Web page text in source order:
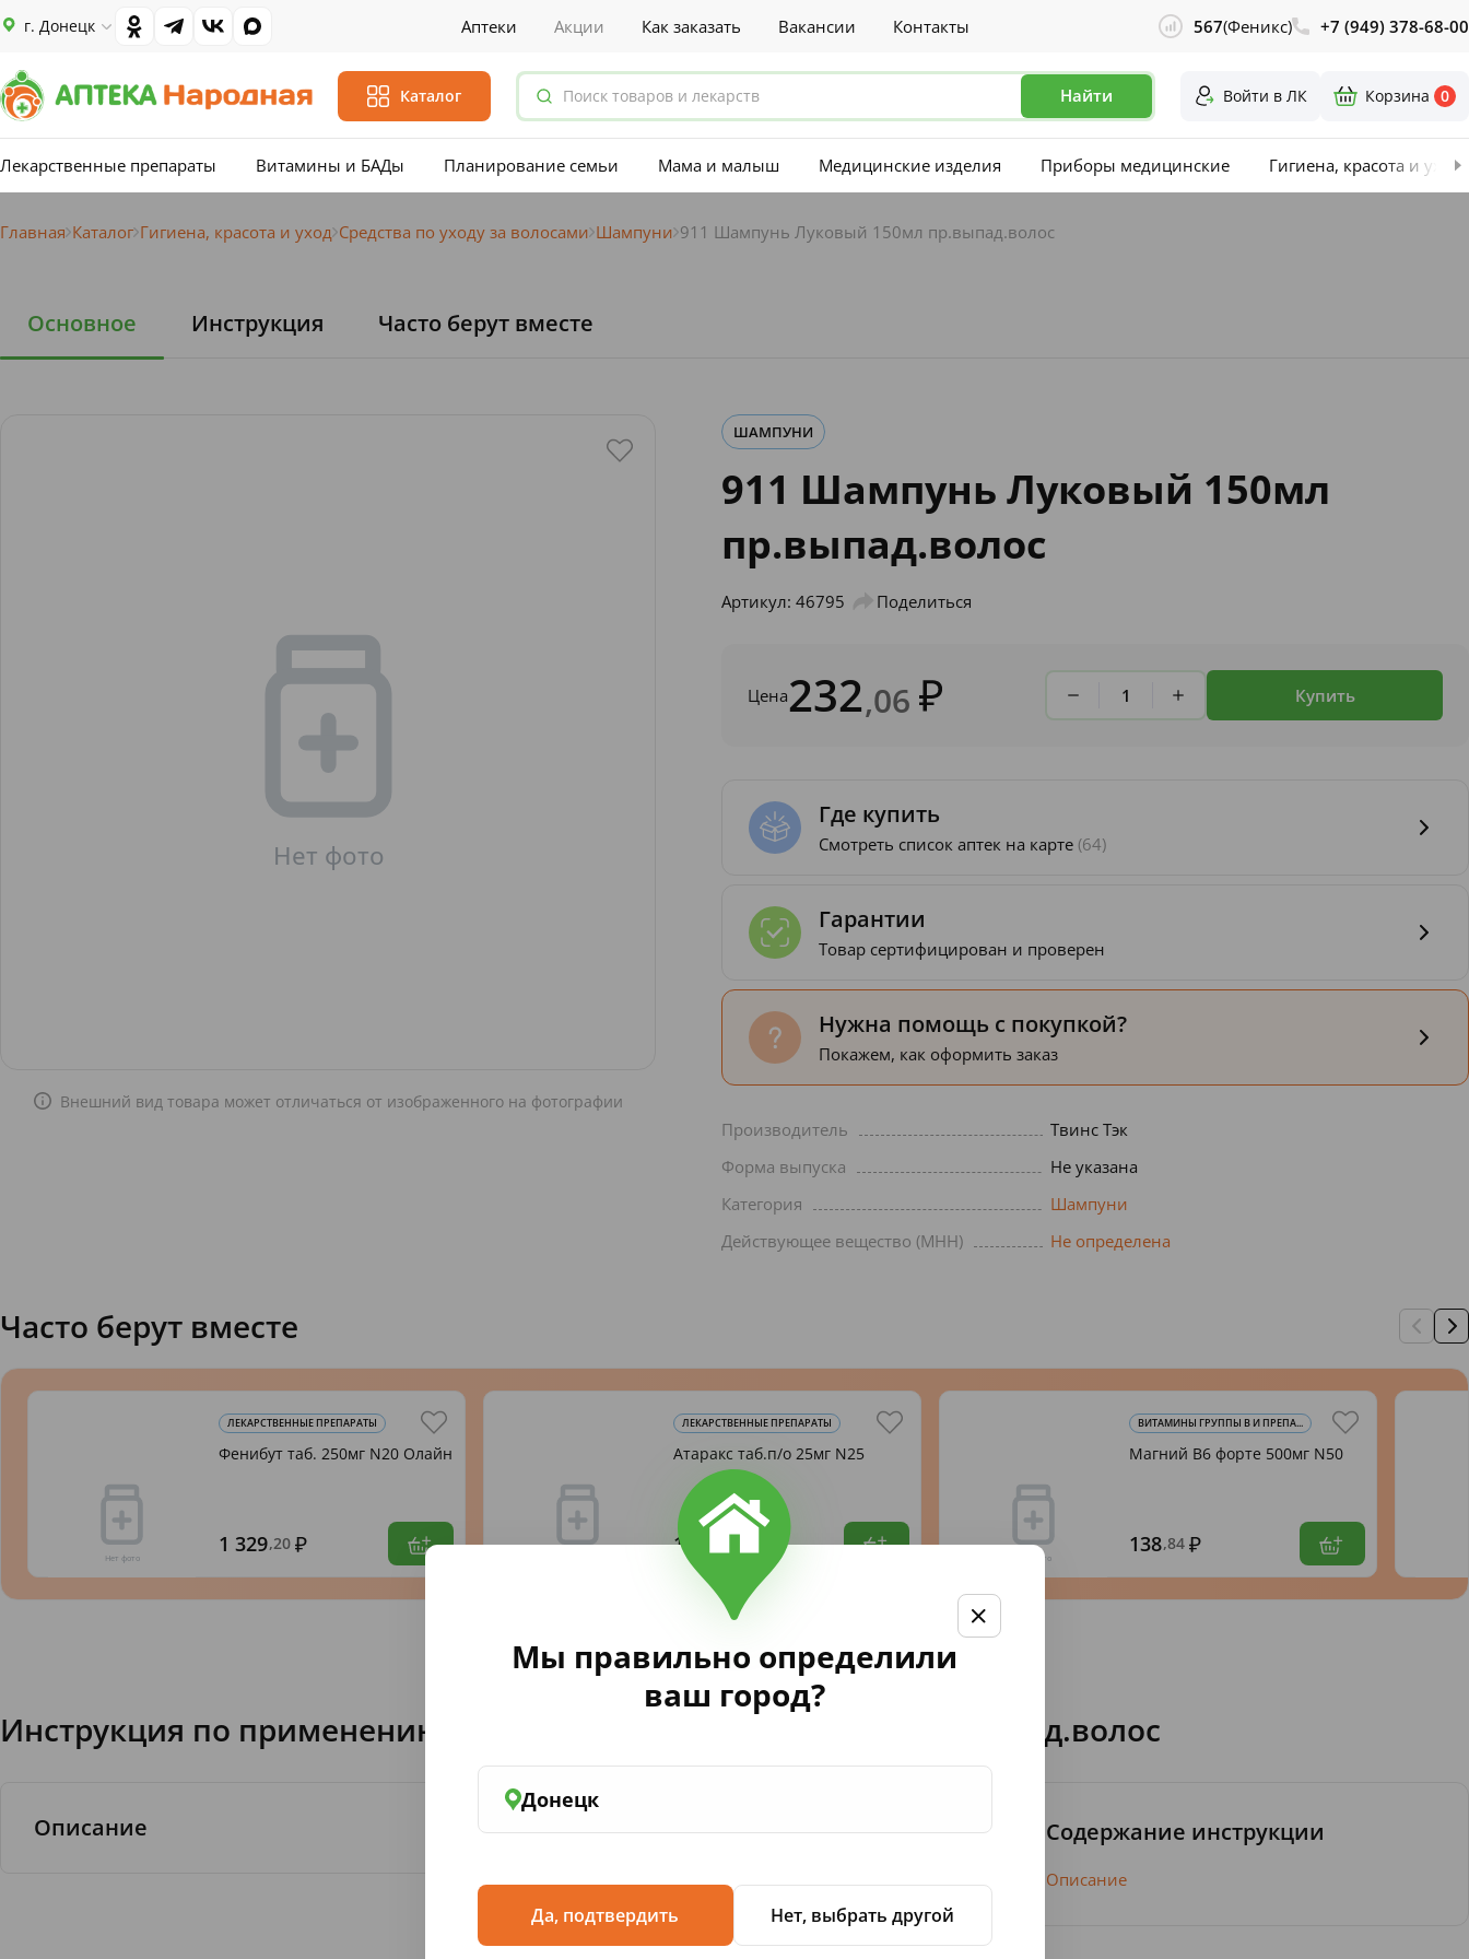
г. Донецк Аптеки Акции Как заказать Вакансии Контакты 567(Феникс) +7 (949) 378-68-00
Каталог Найти Войти в ЛК Корзина 0
Лекарственные препараты Витамины и БАДы Планирование семьи Мама и малыш Медицинские изделия Приборы медицинские Гигиена, красота и уход
Мы правильно определили
ваш город?
Донецк
Да, подтвердить Нет, выбрать другой
Главная Каталог Гигиена, красота и уход Средства по уходу за волосами Шампуни 911 Шампунь Луковый 150мл пр.выпад.волос
Основное Инструкция Часто берут вместе
Внешний вид товара может отличаться от изображенного на фотографии
ШАМПУНИ
911 Шампунь Луковый 150мл
пр.выпад.волос
Артикул: 46795 Поделиться
Цена232,06 Купить
Где купить
Смотреть список аптек на карте (64)
Гарантии
Товар сертифицирован и проверен
Нужна помощь с покупкой?
Покажем, как оформить заказ
Производитель
Твинс Тэк
Форма выпуска
Не указана
Категория
Шампуни
Действующее вещество (МНН)
Не определена
Часто берут вместе
ЛЕКАРСТВЕННЫЕ ПРЕПАРАТЫ
Фенибут таб. 250мг N20 Олайн
1 329,20
ЛЕКАРСТВЕННЫЕ ПРЕПАРАТЫ
Атаракс таб.п/о 25мг N25
131
ВИТАМИНЫ ГРУППЫ В И ПРЕПА...
Магний В6 форте 500мг N50
138,84
Инструкция по применению 911 Шампунь Луковый 150мл пр.выпад.волос
Описание
Входящие в состав натуральные экстракты обеспечивают дополнительное питание,
Содержание инструкции
Описание